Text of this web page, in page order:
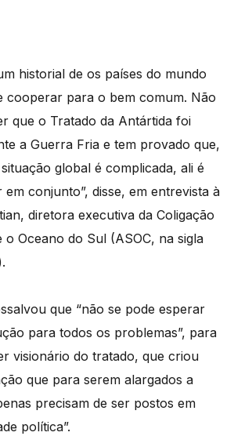
historial de os países do mundo
cooperar para o bem comum. Não
que o Tratado da Antártida foi
a Guerra Fria e tem provado que,
global é complicada, ali é
conjunto”, disse, em entrevista à
diretora executiva da Coligação
o Oceano do Sul (ASOC, na sigla
que “não se pode esperar
para todos os problemas”, para
visionário do tratado, que criou
que para serem alargados a
precisam de ser postos em
política”.